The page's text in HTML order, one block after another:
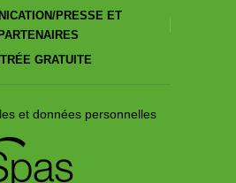
PRESSE ET
GRATUITE
et données personnelles